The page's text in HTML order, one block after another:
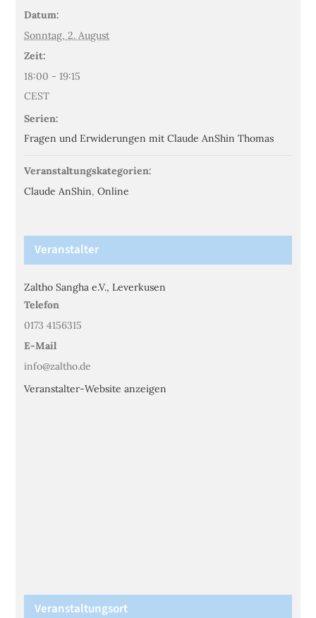
Datum:
Sonntag, 2. August
Zeit:
18:00 - 19:15
CEST
Serien:
Fragen und Erwiderungen mit Claude AnShin Thomas
Veranstaltungskategorien:
Claude AnShin,Online
Veranstalter
Zaltho Sangha e.V., Leverkusen
Telefon
0173 4156315
E-Mail
info@zaltho.de
Veranstalter-Website anzeigen
Veranstaltungsort